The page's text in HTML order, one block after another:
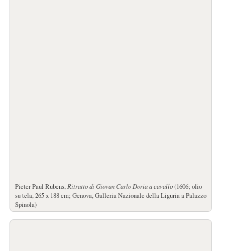
Pieter Paul Rubens, Ritratto di Giovan Carlo Doria a cavallo(1606; olio
su tela, 265 x 188 cm; Genova, Galleria Nazionale della Liguria a Palazzo
Spinola)